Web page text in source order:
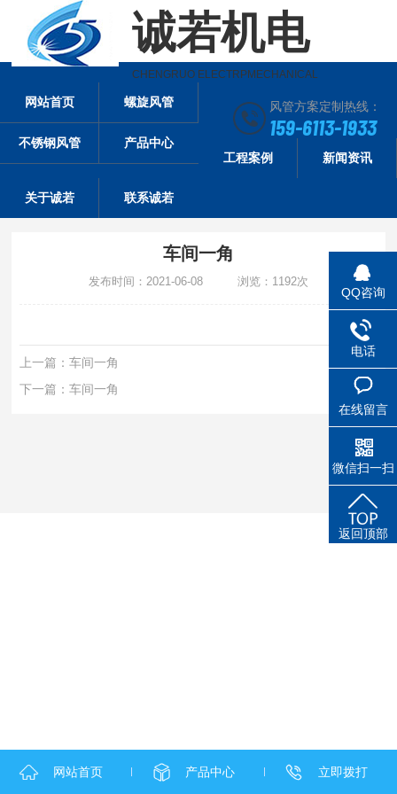
诚若机电
CHENGRUO ELECTRPMECHANICAL
风管方案定制热线：
159-6113-1933
网站首页 螺旋风管
不锈钢风管
产品中心
工程案例
新闻资讯
关于诚若 联系诚若
车间一角
发布时间：2021-06-08 浏览：1192次
上一篇： 车间一角
下一篇： 车间一角
QQ咨询
电话
在线留言
微信扫一扫
返回顶部
网站首页 产品中心 立即拨打